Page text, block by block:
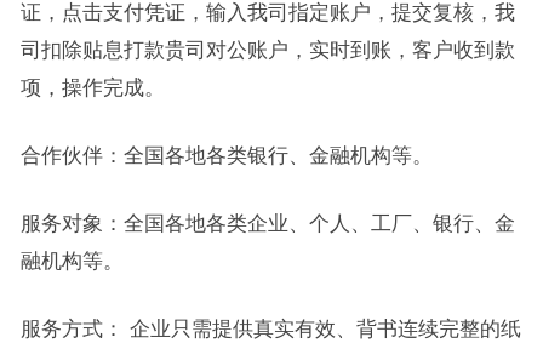
证，点击支付凭证，输入我司指定账户，提交复核，我
司扣除贴息打款贵司对公账户，实时到账，客户收到款
项，操作完成。
合作伙伴：全国各地各类银行、金融机构等。
服务对象：全国各地各类企业、个人、工厂、银行、金
融机构等。
服务方式： 企业只需提供真实有效、背书连续完整的纸